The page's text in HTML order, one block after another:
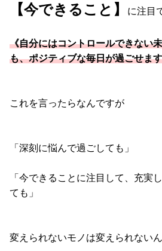
【今できること】 に注目
《自分にはコントロールできない
も、ポジティブな毎日が過ごせま
これを言ったらなんですが
「深刻に悩んで過ごしても」
「今できることに注目して、充実
ても」
変えられないモノは変えられないん